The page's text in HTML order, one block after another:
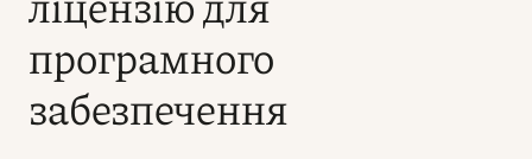
програмного
забезпечення